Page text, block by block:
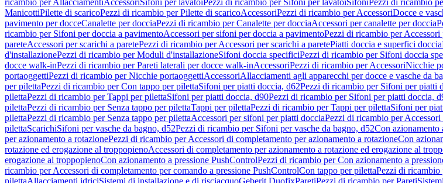
ricambio per AllacciamentiAccessoriSifoni per lavatoiPezzi di ricambio per Sifoni per lavatoiSifoniPezzi di ricambio
ManicottiPilette di scaricoPezzi di ricambio per Pilette di scaricoAccessoriPezzi di ricambio per AccessoriDocce e
pavimento per docceCanalette per docciaPezzi di ricambio per Canalette per docciaAccessori per canalette per doccia
ricambio per Sifoni per doccia a pavimentoAccessori per sifoni per doccia a pavimentoPezzi di ricambio per
pareteAccessori per scarichi a paretePezzi di ricambio per Accessori per scarichi a paretePiatti doccia e superfici doccia
d'installazionePezzi di ricambio per Moduli d'installazioneSifoni doccia specificiPezzi di ricambio per Sifoni doccia
docce walk-inPezzi di ricambio per Pareti laterali per docce walk-inAccessoriPezzi di ricambio per AccessoriNicchie
portaoggettiPezzi di ricambio per Nicchie portaoggettiAccessoriAllacciamenti agli apparecchi per docce e vasche da
per pilettaPezzi di ricambio per Con tappo per pilettaSifoni per piatti doccia, d62Pezzi di ricambio per Sifoni per piatti
pilettaPezzi di ricambio per Tappi per pilettaSifoni per piatti doccia, d90Pezzi di ricambio per Sifoni per piatti doccia,
pilettaPezzi di ricambio per Senza tappo per pilettaTappi per pilettaPezzi di ricambio per Tappi per pilettaSifoni per
pilettaPezzi di ricambio per Senza tappo per pilettaAccessori per sifoni per piatti docciaPezzi di ricambio per
pilettaScarichiSifoni per vasche da bagno, d52Pezzi di ricambio per Sifoni per vasche da bagno, d52Con azionamento
per azionamento a rotazionePezzi di ricambio per Accessori di completamento per azionamento a rotazioneCon
rotazione ed erogazione al troppopienoAccessori di completamento per azionamento a rotazione ed erogazione al
erogazione al troppopienoCon azionamento a pressione PushControlPezzi di ricambio per Con azionamento a
ricambio per Accessori di completamento per comando a pressione PushControlCon tappo per pilettaPezzi di ricambio
pilettaAllacciamenti idriciSistemi di installazione e di risciacquoGeberit DuofixParetiPezzi di ricambio per Pareti